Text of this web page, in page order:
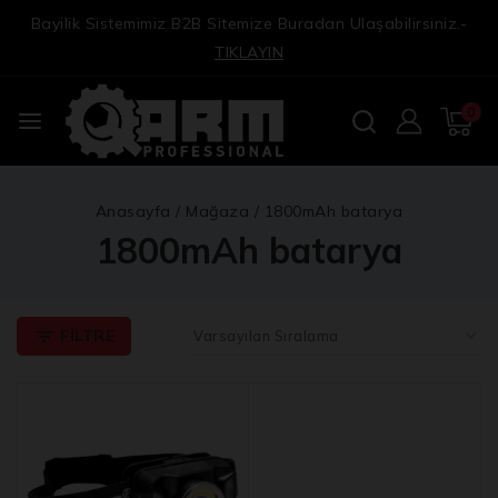
Bayilik Sistemimiz B2B Sitemize Buradan Ulaşabilirsiniz.-
TIKLAYIN
0
Anasayfa / Mağaza / 1800mAh batarya
1800mAh batarya
FILTRE